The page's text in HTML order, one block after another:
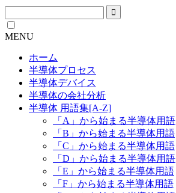
MENU
ホーム
半導体プロセス
半導体デバイス
半導体の会社分析
半導体 用語集[A-Z]
「A」から始まる半導体用語
「B」から始まる半導体用語
「C」から始まる半導体用語
「D」から始まる半導体用語
「E」から始まる半導体用語
「F」から始まる半導体用語